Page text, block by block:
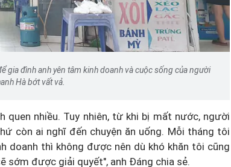
gia đình anh yên tâm kinh doanh và cuộc sống của người
Hà bớt vất vả.
nhiều. Tuy nhiên, từ khi bị mất nước, người
còn ai nghĩ đến chuyện ăn uống. Mỗi tháng tôi
doanh thì không được nên dù khó khăn tôi cũng
sớm được giải quyết", anh Đáng chia sẻ.